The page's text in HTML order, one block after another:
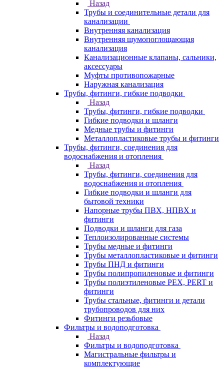
Назад
Трубы и соединительные детали для
канализации
Внутренняя канализация
Внутренняя шумопоглощающая
канализация
Канализационные клапаны, сальники,
аксессуары
Муфты противопожарные
Наружная канализация
Трубы, фитинги, гибкие подводки
Назад
Трубы, фитинги, гибкие подводки
Гибкие подводки и шланги
Медные трубы и фитинги
Металлопластиковые трубы и фитинги
Трубы, фитинги, соединения для
водоснабжения и отопления
Назад
Трубы, фитинги, соединения для
водоснабжения и отопления
Гибкие подводки и шланги для
бытовой техники
Напорные трубы ПВХ, НПВХ и
фитинги
Подводки и шланги для газа
Теплоизолированные системы
Трубы медные и фитинги
Трубы металлопластиковые и фитинги
Трубы ПНД и фитинги
Трубы полипропиленовые и фитинги
Трубы полиэтиленовые PEX, PERT и
фитинги
Трубы стальные, фитинги и детали
трубопроводов для них
Фитинги резьбовые
Фильтры и водоподготовка
Назад
Фильтры и водоподготовка
Магистральные фильтры и
комплектующие